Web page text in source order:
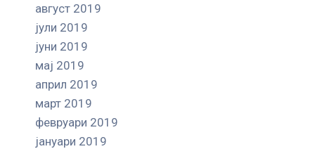
август 2019
јули 2019
јуни 2019
мај 2019
април 2019
март 2019
февруари 2019
јануари 2019